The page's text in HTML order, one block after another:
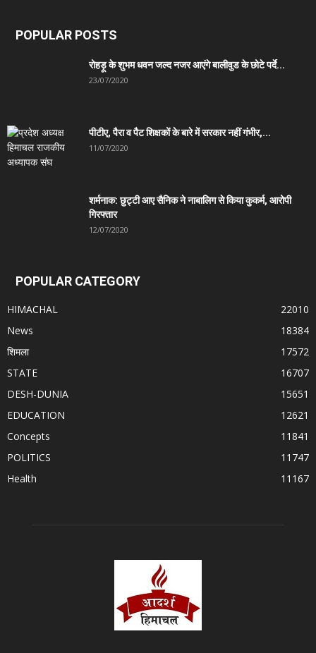
POPULAR POSTS
रोहड़ू के शुभम धवन जल्द नजर आएंगे बालीवुड के छोटे पर्दे...
23/07/2020
पीटीए, पैरा व पैट शिक्षकों के बारे में सरकार नहीं गंभीर,...
11/07/2020
शर्मनाक: छुट्टी आए सैनिक ने नाबालिग से किया कुकर्म, आरोपी
गिरफ्तार
12/07/2020
POPULAR CATEGORY
HIMACHAL
22010
News
18384
शिमला
17572
STATE
16707
DESH-DUNIA
15651
EDUCATION
12621
Concepts
11841
POLITICS
11747
Health
11167